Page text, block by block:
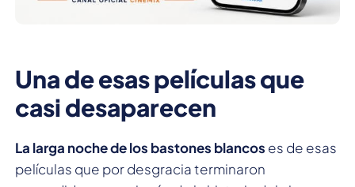
Una de esas películas que
casi desaparecen
La larga noche de los bastones blancos es de esas
películas que por desgracia terminaron